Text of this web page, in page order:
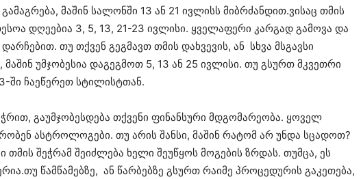
მაშინ სალონში 13 ან 21 ივლისს მიბრძანდით.ვისაც თმის
დღეებია 3, 5, 13, 21-23 ივლისი. ყველაფერი კარგად გამოვა და
თუ თქვენ გეგმავთ თმის დახვევის, ან სხვა მსგავსი
უმჯობესია დაგეგმოთ 5, 13 ან 25 ივლისი. თუ გსურთ მკვეთრი
ში ჩაეწერეთ სტილისტთან.
გაუმჯობესდება თქვენი ფინანსური მდგომარეობა. ყოველ
ასტროლოგები. თუ არის შანსი, მაშინ რატომ არ უნდა სცადოთ?
თმის შეჭრამ შეიძლება ხელი შეუწყოს მოგების ზრდას. თუმცა, ეს
წამწამებზე, ან წარბებზე გსურთ რაიმე პროცედურის გაკეთება,